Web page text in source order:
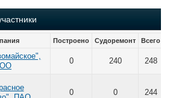
Построено Судоремонт Всего
0 240 248
0 0 244